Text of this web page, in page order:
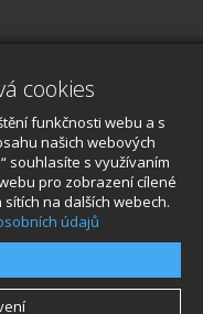
cookies
funkčnosti webu a s
našich webových
souhlasíte s využívaním
pro zobrazení cílené
na dalších webech.
údajů